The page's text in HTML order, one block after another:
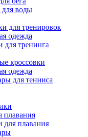
воды
для тренировок
одежда
для тренинга
кроссовки
одежда
для тенниса
плавания
плавания